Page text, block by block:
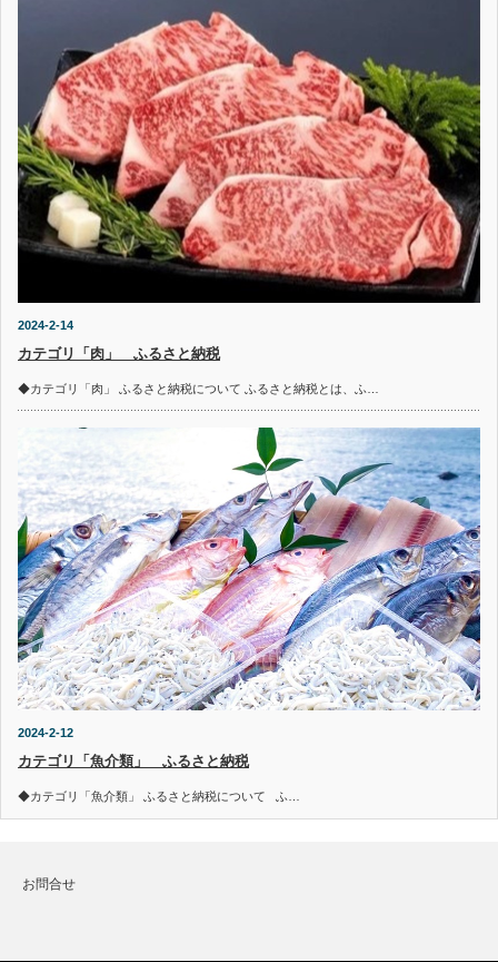
2024-2-14
カテゴリ「肉」 ふるさと納税
◆カテゴリ「肉」 ふるさと納税について ふるさと納税とは、ふ…
2024-2-12
カテゴリ「魚介類」 ふるさと納税
◆カテゴリ「魚介類」 ふるさと納税について ふ…
お問合せ